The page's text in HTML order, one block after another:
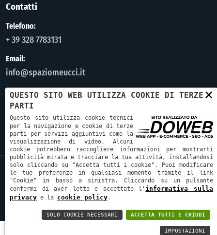
Contatti
Telefono:
+ 39 328 7783131
Email:
info@spaziomeucci.it
Indirizzo:
Via Antonio Meucci 23,
Pescantina VR, 37026
Spazio Meucci S.n.c. di Righetti Matteo & C.|P.Iva: 05116360230|
Rea: VR471593 |Cap. Soc.: 10000 €
Cookie Policy|Informativa sulla Privacy
×
QUESTO SITO WEB UTILIZZA COOKIE DI TERZE
PARTI
Questo sito utilizza cookie tecnici
per la navigazione e cookie di terze
parti per servizi aggiuntivi come la
visualizzazione di video. Alcuni
cookie potrebbero raccogliere informazioni per mostrarti
pubblicità mirata e tracciare la tua attività, installandosi
solo cliccando su "Accetta tutti i cookie". Puoi modificare
le tue preferenze in qualsiasi momento tramite il link
"Cookie" in basso a sinistra. Cliccando su un pulsante
confermi di aver letto e accettato l'informativa sulla
privacy e la cookie policy.
ACCETTA TUTTI E CHIUDI
SOLO COOKIE NECESSARI
IMPOSTAZIONI